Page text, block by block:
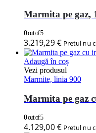
Marmita pe gaz,
0out of 5
3.219,29€ Pretul nu
Adaugă în coș
Vezi produsul
Marmite, linia 900
Marmita pe gaz
0out of 5
4.129,00€ Pretul nu